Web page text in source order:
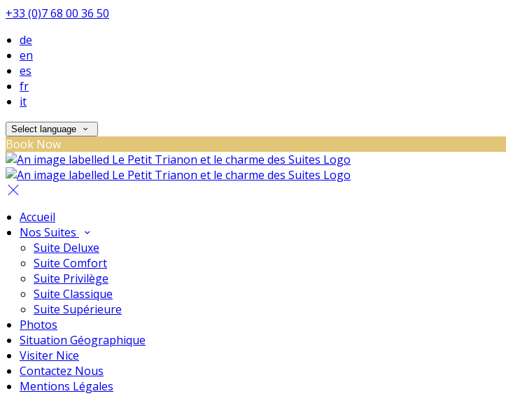
+33 (0)7 68 00 36 50
de
en
es
fr
it
Select language
Book Now
Accueil
Nos Suites
Suite Deluxe
Suite Comfort
Suite Privilège
Suite Classique
Suite Supérieure
Photos
Situation Géographique
Visiter Nice
Contactez Nous
Mentions Légales